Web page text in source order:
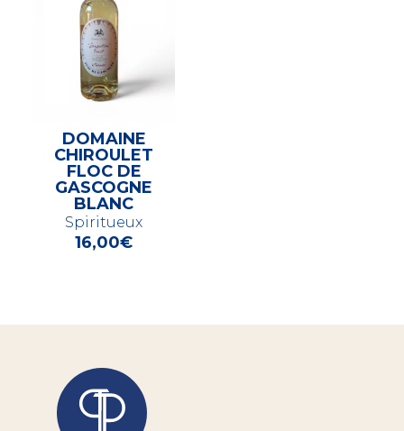
DOMAINE
CHIROULET
FLOC DE
GASCOGNE
BLANC
Spiritueux
16,00€